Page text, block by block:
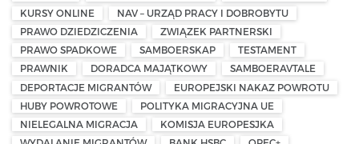
KURSY ONLINE
NAV – URZĄD PRACY I DOBROBYTU
PRAWO DZIEDZICZENIA
ZWIĄZEK PARTNERSKI
PRAWO SPADKOWE
SAMBOERSKAP
TESTAMENT
PRAWNIK
DORADCA MAJĄTKOWY
SAMBOERAVTALE
DEPORTACJE MIGRANTÓW
EUROPEJSKI NAKAZ POWROTU
HUBY POWROTOWE
POLITYKA MIGRACYJNA UE
NIELEGALNA MIGRACJA
KOMISJA EUROPESJKA